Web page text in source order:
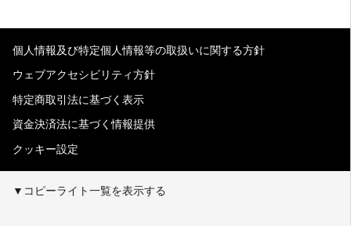
個人情報及び特定個人情報等の取扱いに関する方針
ウェブアクセシビリティ方針
特定商取引法に基づく表示
資金決済法に基づく情報提供
クッキー設定
▼コピーライト一覧を表示する